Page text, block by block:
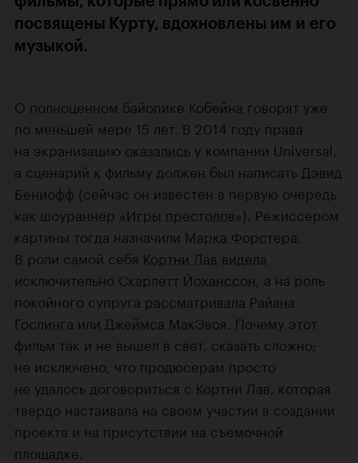
посвящены Курту, вдохновлены им и его
музыкой.
О полноценном байопике Кобейна говорят уже
по меньшей мере 15 лет. В 2014 году права
на экранизацию оказались у компании Universal,
а сценарий к фильму должен был написать Дэвид
Бениофф (сейчас он известен в первую очередь
как шоураннер «Игры престолов»). Режиссером
картины тогда назначили Марка Форстера.
В роли самой себя Кортни Лав видела
исключительно Скарлетт Йоханссон , а на роль
покойного супруга рассматривала Райана
Гослинга или Джеймса МакЭвоя. Почему этот
фильм так и не вышел в свет, сказать сложно;
не исключено, что продюсерам просто
не удалось договориться с Кортни Лав, которая
твердо настаивала на своем участии в создании
проекта и на присутствии на съемочной
площадке.